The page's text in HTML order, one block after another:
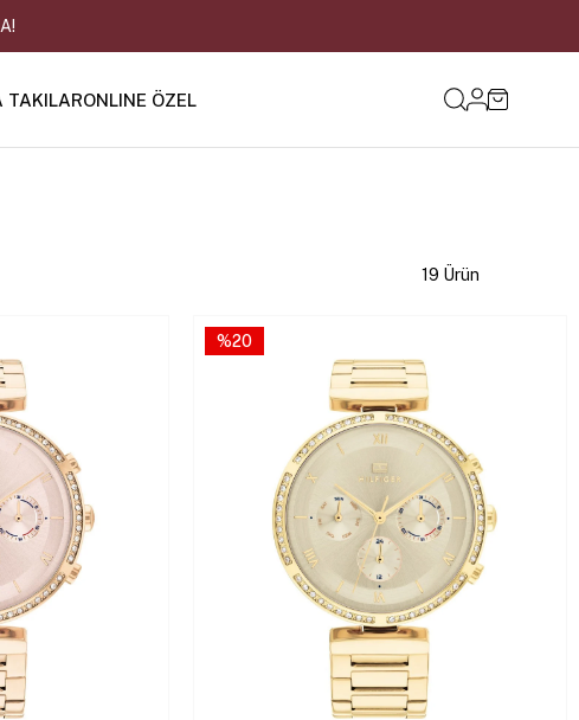
TAKILARONLINE ÖZEL
19 Ürün
%20